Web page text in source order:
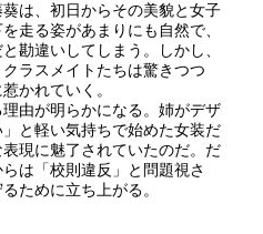
は、初日からその美貌と女子
走る姿があまりにも自然で、
勘違いしてしまう。しかし、
ラスメイトたちは驚きつつ
かれていく。
由が明らかになる。姉がデザ
と軽い気持ちで始めた女装だ
現に魅了されていたのだ。だ
は「校則違反」と問題視さ
ために立ち上がる。